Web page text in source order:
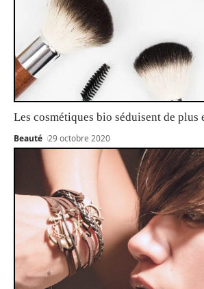
Les cosmétiques bio séduisent de plus
Beauté 29 octobre 2020